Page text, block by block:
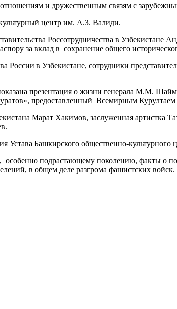
и дружественным связям с
центр им. А.З. Валиди.
Россотрудничества в
за вклад в сохранение общего
России в Узбекистане, сотрудники
презентация о жизни генерала М.М.
предоставленный Всемирным
Марат Хакимов, заслуженная артистка
Устава Башкирского общественно-
особенно подрастающему поколению, факты о
в общем деле разгрома фашистских войск.